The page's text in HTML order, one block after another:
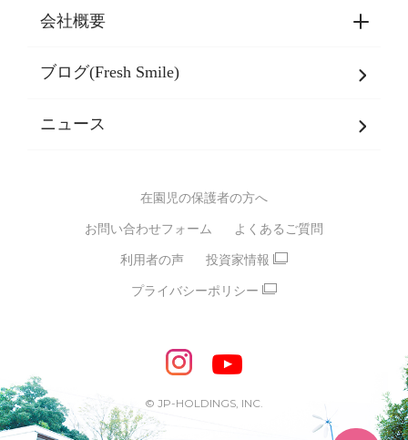
東京都認証保育所空き状況
選ばれる理由一覧
乳児期・幼児期・
バイリンガル保育園
スポーツ保育園
モンテッソーリ式保育園
STEAMS保育・学童
えいご
めざせ！バイリンガル！
めざせ！アスリート教室
ピアノ教室♪ ドレミっこ
会社概要
会社概要
SDGsについて
ブログ(Fresh Smile)
ニュース
在園児の保護者の方へ
お問い合わせフォーム よくあるご質問
利用者の声 投資家情報
プライバシーポリシー
© JP-HOLDINGS, INC.